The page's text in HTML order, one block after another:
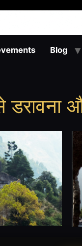
Blog